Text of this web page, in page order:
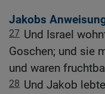
Jakobs
27 Und Israel
Goschen; und sie
und waren
28 Und Jakob